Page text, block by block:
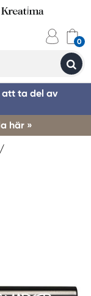
att ta del av
här »